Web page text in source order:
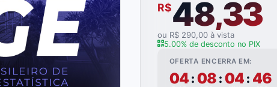
R$48,33
ou R$ 290,00 à vista
5.00% de desconto no PIX
OFERTA ENCERRA EM:
04 : 08 : 04 : 44